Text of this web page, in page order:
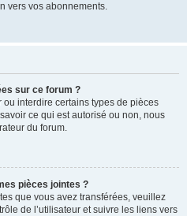
vers vos abonnements.
sur ce forum ?
interdire certains types de pièces
ce qui est autorisé ou non, nous
du forum.
pièces jointes ?
que vous avez transférées, veuillez
de l’utilisateur et suivre les liens vers